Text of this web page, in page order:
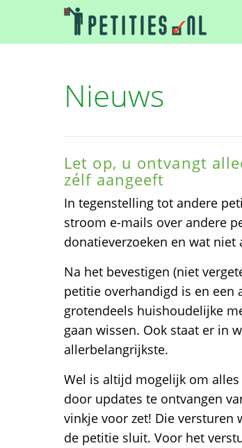
Nieuws
Let op, u ontvangt
zélf aangeeft
In tegenstelling tot andere
stroom e-mails over andere
donatieverzoeken en wat niet
Na het bevestigen (niet
petitie overhandigd is en een
grotendeels huishoudelijke
gaan wissen. Ook staat er in
allerbelangrijkste.
Wel is altijd mogelijk om
door updates te ontvangen
vinkje voor zet! Die
de petitie sluit. Voor het